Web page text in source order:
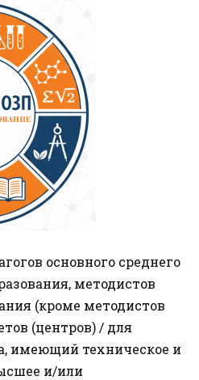
основного среднего
методистов
(кроме методистов
(центров) / для
имеющий техническое и
и/или